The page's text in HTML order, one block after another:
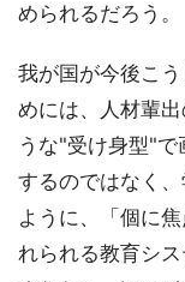
められるだろう。
我が国が今後こ
めには、人材輩
うな"受け身型"
するのではなく
ように、「個に
れられる教育シス